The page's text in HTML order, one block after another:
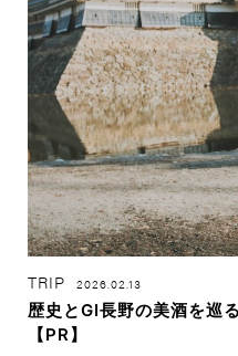
TRIP 2026.02.13
歴史とGI長野の美酒を巡
【PR】